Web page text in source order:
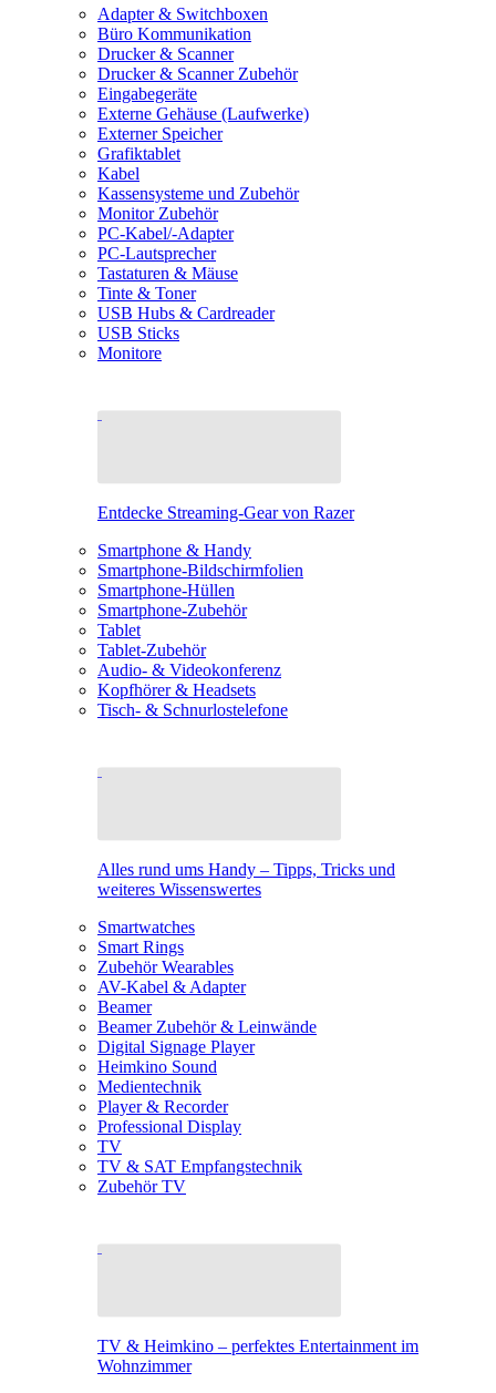
Adapter & Switchboxen
Büro Kommunikation
Drucker & Scanner
Drucker & Scanner Zubehör
Eingabegeräte
Externe Gehäuse (Laufwerke)
Externer Speicher
Grafiktablet
Kabel
Kassensysteme und Zubehör
Monitor Zubehör
PC-Kabel/-Adapter
PC-Lautsprecher
Tastaturen & Mäuse
Tinte & Toner
USB Hubs & Cardreader
USB Sticks
Monitore
Entdecke Streaming-Gear von Razer
Smartphone & Handy
Smartphone-Bildschirmfolien
Smartphone-Hüllen
Smartphone-Zubehör
Tablet
Tablet-Zubehör
Audio- & Videokonferenz
Kopfhörer & Headsets
Tisch- & Schnurlostelefone
Alles rund ums Handy – Tipps, Tricks und
weiteres Wissenswertes
Smartwatches
Smart Rings
Zubehör Wearables
AV-Kabel & Adapter
Beamer
Beamer Zubehör & Leinwände
Digital Signage Player
Heimkino Sound
Medientechnik
Player & Recorder
Professional Display
TV
TV & SAT Empfangstechnik
Zubehör TV
TV & Heimkino – perfektes Entertainment im
Wohnzimmer